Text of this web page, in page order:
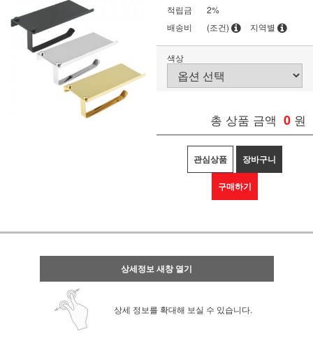
적립금
2%
배송비
(조건) 지역별
색상
총 상품 금액 0 원
관심상품 장바구니
구매하기
상세정보 새창 열기
상세 정보를 확대해 보실 수 있습니다.